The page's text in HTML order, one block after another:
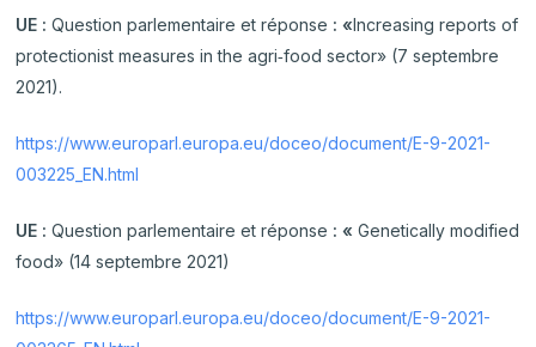
UE :Question parlementaire et réponse : «Increasing reports of
protectionist measures in the agri‑food sector» (7 septembre
2021).
https://www.europarl.europa.eu/doceo/document/E-9-2021-
003225_EN.html
UE :Question parlementaire et réponse : «Genetically modified
food» (14 septembre 2021)
https://www.europarl.europa.eu/doceo/document/E-9-2021-